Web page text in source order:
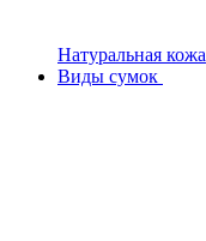
Натуральная кожа
Виды сумок